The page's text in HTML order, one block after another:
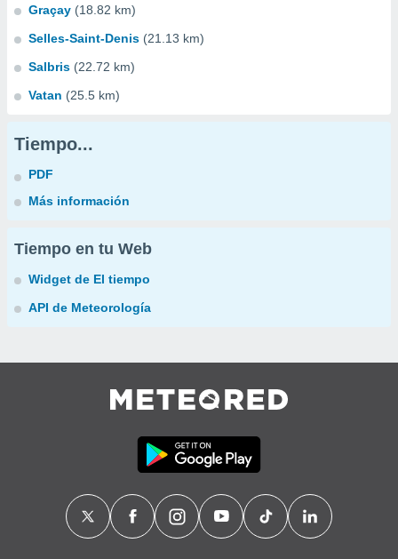
Graçay (18.82 km)
Selles-Saint-Denis (21.13 km)
Salbris (22.72 km)
Vatan (25.5 km)
Tiempo...
PDF
Más información
Tiempo en tu Web
Widget de El tiempo
API de Meteorología